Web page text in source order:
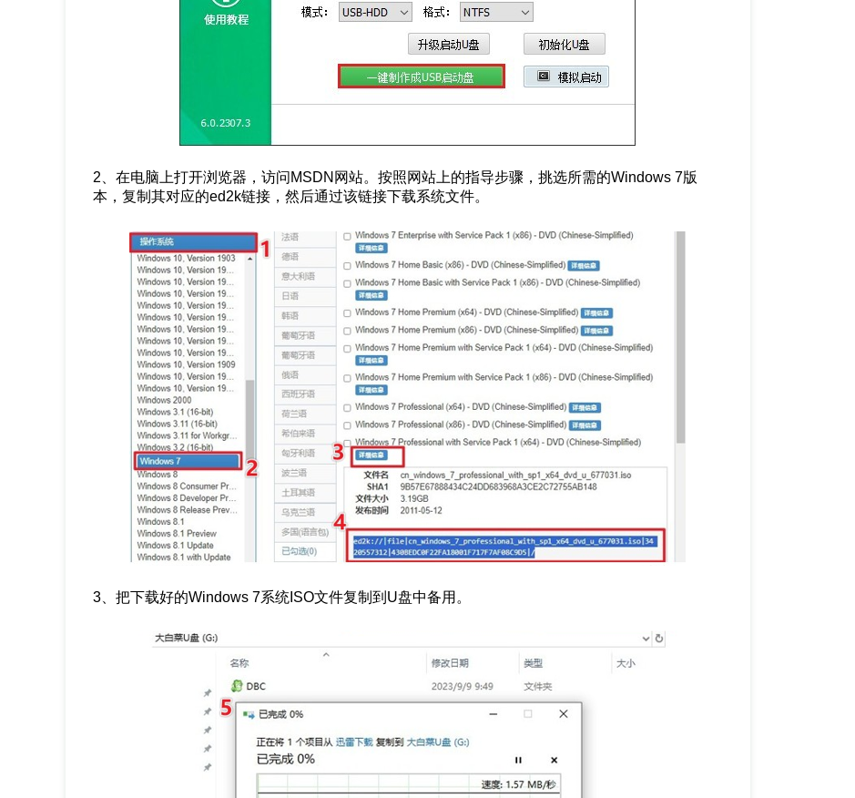
2、在电脑上打开浏览器，访问MSDN网站。按照网站上的指导步骤，挑选所需的Windows 7版
本，复制其对应的ed2k链接，然后通过该链接下载系统文件。
3、把下载好的Windows 7系统ISO文件复制到U盘中备用。